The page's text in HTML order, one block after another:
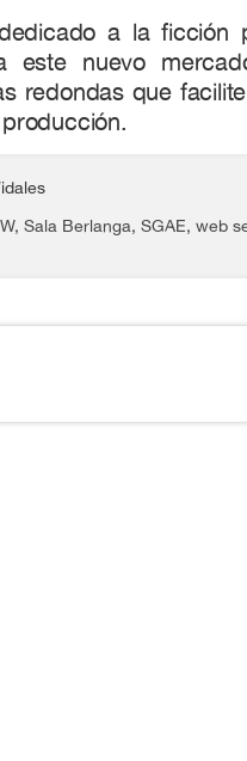
a la ficción
este nuevo
redondas que
, Sala Berlanga, SGAE, web